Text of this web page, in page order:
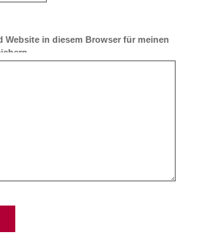
Website in diesem Browser für meinen